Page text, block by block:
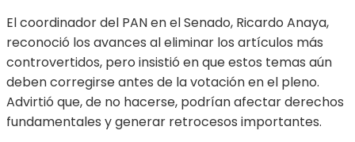
El coordinador del PAN en el Senado, Ricardo Anaya,
reconoció los avances al eliminar los artículos más
controvertidos, pero insistió en que estos temas aún
deben corregirse antes de la votación en el pleno.
Advirtió que, de no hacerse, podrían afectar derechos
fundamentales y generar retrocesos importantes.